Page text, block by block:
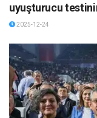
uyuşturucu
2025-12-24